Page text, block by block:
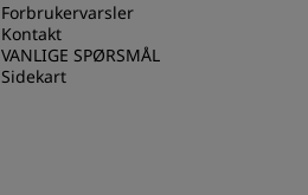
Forbrukervarsler
Kontakt
VANLIGE SPØRSMÅL
Sidekart